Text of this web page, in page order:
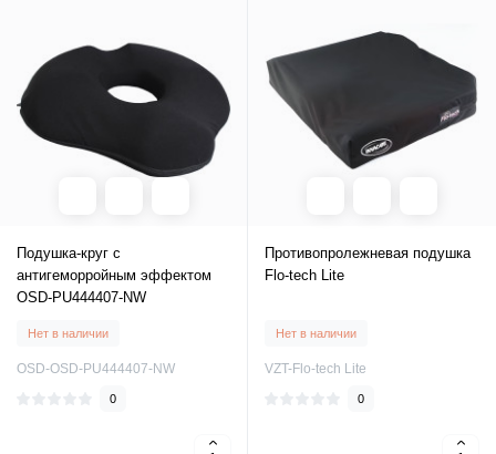
Подушка-круг с
антигеморройным эффектом
OSD-PU444407-NW
Нет в наличии
OSD-OSD-PU444407-NW
0
Противопролежневая подушка
Flo-tech Lite
Нет в наличии
VZT-Flo-tech Lite
0